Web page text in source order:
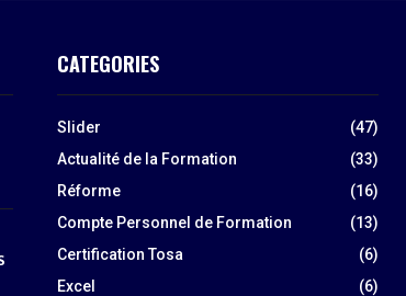
CATEGORIES
Slider
(47)
Actualité de la Formation
(33)
Réforme
(16)
Compte Personnel de Formation
(13)
Certification Tosa
(6)
Excel
(6)